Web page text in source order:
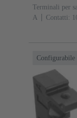
Terminali per
A
Contatti:
Configurabile